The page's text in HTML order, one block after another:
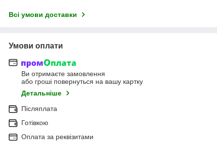
Всі умови доставки
Умови оплати
Ви отримаєте замовлення
або гроші повернуться на вашу картку
Детальніше
Післяплата
Готівкою
Оплата за реквізитами